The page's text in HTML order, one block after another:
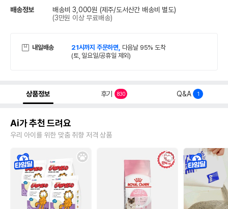
배송정보 배송비 3,000원 (제주/도서산간 배송비 별도)
(3만원 이상 무료배송)
내일배송 21시까지 주문하면, 다음날 95% 도착
(토, 일요일/공휴일 제외)
상품정보 후기 830 Q&A 1
Ai가 추천 드려요
우리 아이를 위한 맞춤 취향 저격 상품